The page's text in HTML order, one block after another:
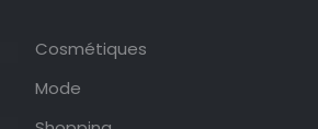
Cosmétiques
Mode